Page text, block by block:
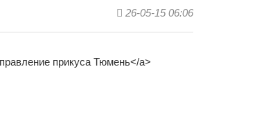
26-05-15 06:06
прикуса Тюмень</a>